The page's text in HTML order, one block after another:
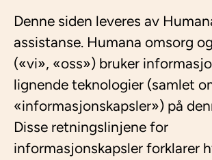
Denne siden leveres av
assistanse. Humana omsorg
(«vi», «oss») bruker
lignende teknologier (samlet
«informasjonskapsler») på
Disse retningslinjene for
informasjonskapsler forklarer